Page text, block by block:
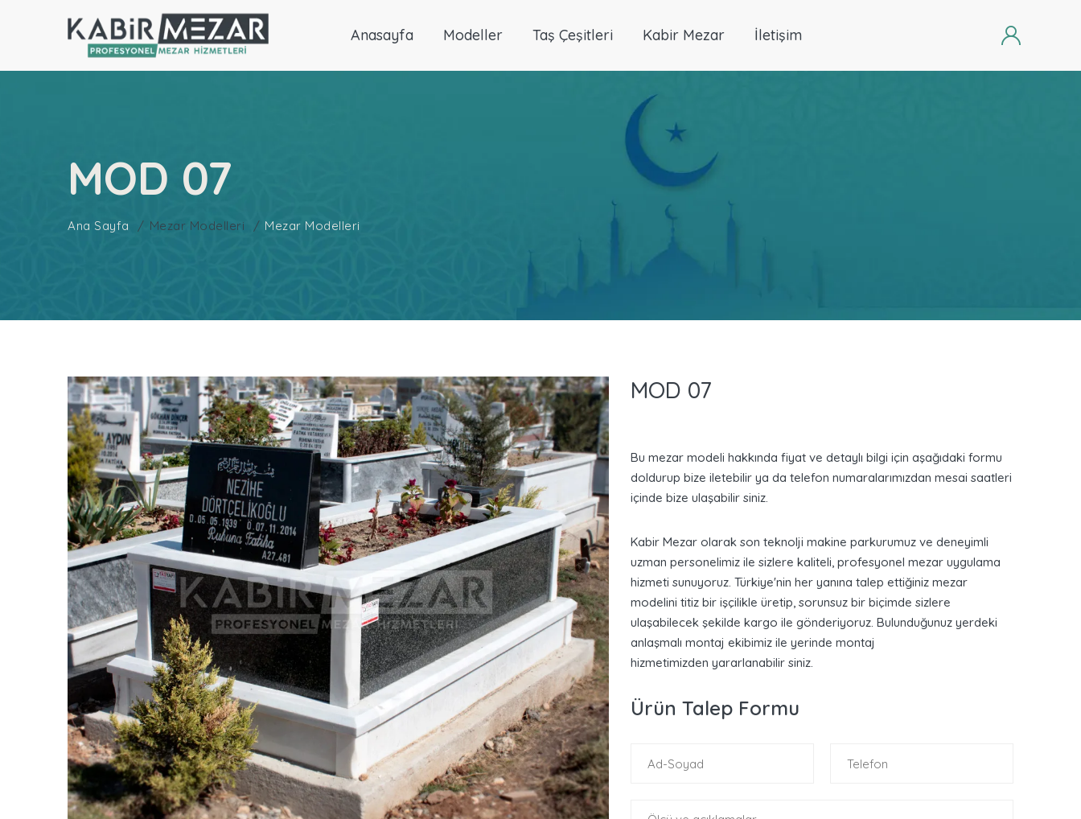
Anasayfa Modeller Taş Çeşitleri Kabir Mezar İletişim
MOD 07
Ana Sayfa Mezar Modelleri Mezar Modelleri
MOD 07
Bu mezar modeli hakkında fiyat ve detaylı bilgi için aşağıdaki formu
doldurup bize iletebilir ya da telefon numaralarımızdan mesai saatleri
içinde bize ulaşabilir siniz.
Kabir Mezar olarak son teknolji makine parkurumuz ve deneyimli
uzman personelimiz ile sizlere kaliteli, profesyonel mezar uygulama
hizmeti sunuyoruz. Türkiye'nin her yanına talep ettiğiniz mezar
modelini titiz bir işçilikle üretip, sorunsuz bir biçimde sizlere
ulaşabilecek şekilde kargo ile gönderiyoruz. Bulunduğunuz yerdeki
anlaşmalı montaj ekibimiz ile yerinde montaj
hizmetimizden yararlanabilir siniz.
Ürün Talep Formu